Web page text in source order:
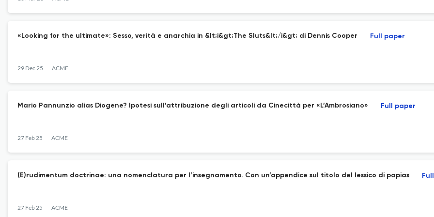
«Looking for the ultimate»: Sesso, verità e anarchia in &lt;i&gt;The Sluts&lt;/i&gt; di Dennis Cooper
29 Dec 25 ACME
Full paper
Mario Pannunzio alias Diogene? Ipotesi sull’attribuzione degli articoli da Cinecittà per «L’Ambrosiano»
27 Feb 25 ACME
Full paper
(E)rudimentum doctrinae: una nomenclatura per l’insegnamento. Con un’appendice sul titolo del lessico di papias
27 Feb 25 ACME